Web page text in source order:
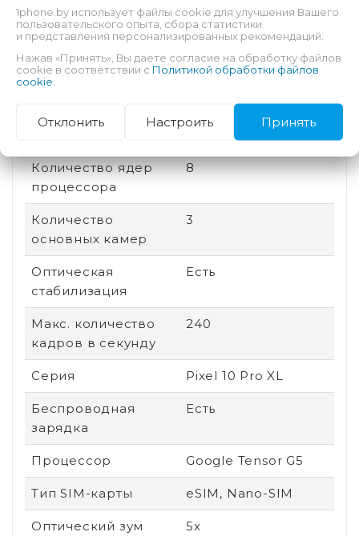
памяти
сторон
Количество ядер
процессора
8
Количество
основных камер
3
Оптическая
стабилизация
Есть
Макс. количество
кадров в секунду
240
Серия Pixel 10 Pro XL
Беспроводная
зарядка
Есть
Процессор Google Tensor G5
Тип SIM-карты eSIM, Nano-SIM
Оптический зум 5x
1phone.by использует файлы cookie для улучшения Вашего
пользовательского опыта, сбора статистики
и представления персонализированных рекомендаций.
Нажав «Принять», Вы даете согласие на обработку файлов
cookie в соответствии с Политикой обработки файлов
cookie
Отклонить Настроить Принять